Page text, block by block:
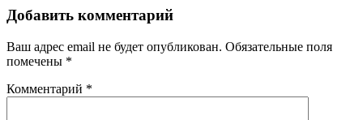
Добавить комментарий
Ваш адрес email не будет опубликован. Обязательные поля
помечены *
Комментарий *